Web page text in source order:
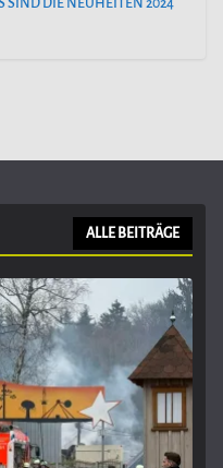
SIND DIE NEUHEITEN 2024
ALLE BEITRÄGE